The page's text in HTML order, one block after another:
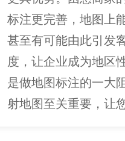
标注更完善，地图上
甚至有可能由此引发
度，让企业成为地区
是做地图标注的一大
射地图至关重要，让